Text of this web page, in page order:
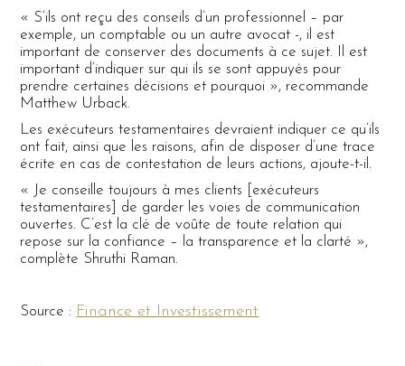
« S’ils ont reçu des conseils d’un professionnel – par
exemple, un comptable ou un autre avocat -, il est
important de conserver des documents à ce sujet. Il est
important d’indiquer sur qui ils se sont appuyés pour
prendre certaines décisions et pourquoi », recommande
Matthew Urback.
Les exécuteurs testamentaires devraient indiquer ce qu’ils
ont fait, ainsi que les raisons, afin de disposer d’une trace
écrite en cas de contestation de leurs actions, ajoute-t-il.
« Je conseille toujours à mes clients [exécuteurs
testamentaires] de garder les voies de communication
ouvertes. C’est la clé de voûte de toute relation qui
repose sur la confiance – la transparence et la clarté »,
complète Shruthi Raman.
Source : Finance et Investissement